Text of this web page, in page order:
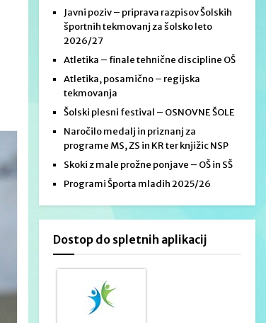
Javni poziv – priprava razpisov Šolskih
športnih tekmovanj za šolsko leto
2026/27
Atletika – finale tehnične discipline OŠ
Atletika, posamično – regijska
tekmovanja
Šolski plesni festival – OSNOVNE ŠOLE
Naročilo medalj in priznanj za
programe MS, ZS in KR ter knjižic NSP
Skoki z male prožne ponjave – OŠ in SŠ
Programi Športa mladih 2025/26
Dostop do spletnih aplikacij